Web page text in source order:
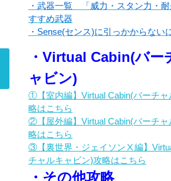
・武器一覧 「威力・スタン力・
すすめ武器
・Sense(センス)に引っかからない
・Virtual Cabin(バー
ャビン)
①【室内編】Virtual Cabin(バーチャ
略はこちら
②【屋外編】Virtual Cabin(バーチャ
略はこちら
③【裏世界・ジェイソンⅩ編】
チャルキャビン)攻略はこちら
・その他攻略